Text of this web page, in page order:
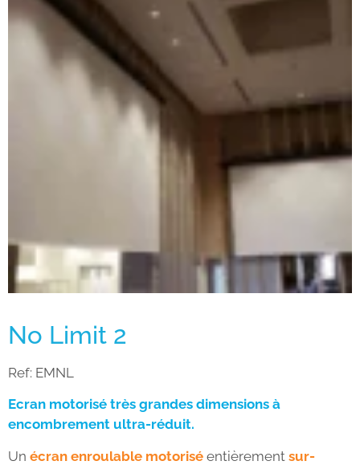
No Limit 2
Ref: EMNL
Ecran motorisé très grandes dimensions à
encombrement ultra-réduit.
Un écran enroulable motorisé entièrement sur-